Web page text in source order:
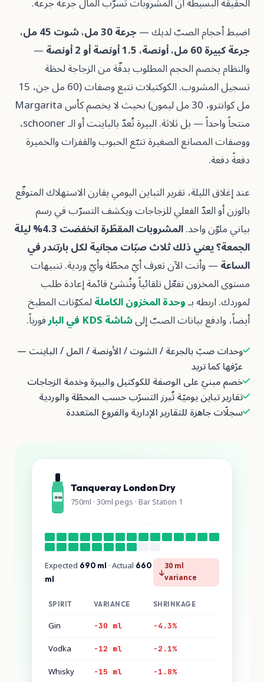
الصبّ لديك —
جرعة 30 مل، شوت 45 مل،
—
الحجم المطلوب بدقّة من الزجاجة لحظة
تسجيل المشروب. الكوكتيلات تتبع وصفات (60 مل جن، 15
مل كوانترو، 30 مل ليمون) بحيث لا يخصم كأس Margarita
منتجاً واحداً — بل ثلاثة. البيرة تُعدّ بالباينت أو الـ schooner،
الصغيرة تتبّع الحبوب والقفزات والخميرة
تقرير التباين اليومي يقارن الاستهلاك المتوقّع
الفعلي للزجاجات ويكشف التسرّب في رسم
واحد.
المشروبات المقطّرة انخفضت 4.3% ليلة
ذلك ثلاث صبّات مجانية لكل بارتندر في
الآن تعرف أيّ محطّة وأيّ وردية. تنبيهات
تفعّل تلقائياً وتُنشئ قائمة إعادة طلب
بـوحدة المخزون الكاملةلمكوّنات المطبخ
بيانات الصبّ إلىشاشة KDS في البار فورياً.
بالجرعة / الشوت / الأونصة / المل / الباينت —
على الوصفة للكوكتيل والبيرة وخدمة الزجاجات
يوميّة تُبرز التسرّب حسب المحطّة والوردية
للتقارير الإدارية والفروع المتعددة
Tanqueray London Dry
750ml · 30ml pegs · Bar Station 1
Expected690 ml · Actual
SPIRIT VARIANCE
Gin -30 ml
Vodka -12 ml
Whisky -15 ml